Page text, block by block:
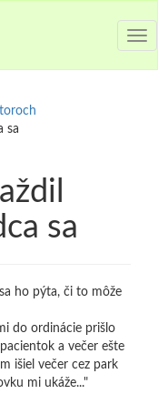
sa
sa
ho pýta, či to môže
do ordinácie prišlo
a večer ešte
išiel večer cez park
mi ukáže..."